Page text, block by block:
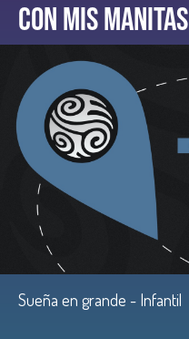
Con mis manitas
Sueña en grande - Infantil